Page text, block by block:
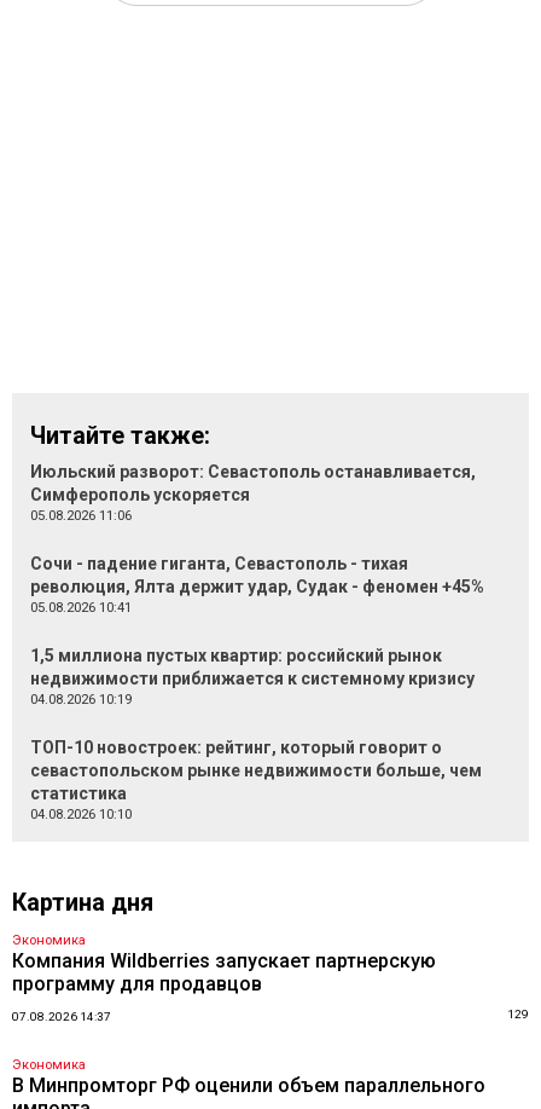
Читайте также:
Июльский разворот: Севастополь останавливается,
Симферополь ускоряется
05.08.2026 11:06
Сочи - падение гиганта, Севастополь - тихая
революция, Ялта держит удар, Судак - феномен +45%
05.08.2026 10:41
1,5 миллиона пустых квартир: российский рынок
недвижимости приближается к системному кризису
04.08.2026 10:19
ТОП-10 новостроек: рейтинг, который говорит о
севастопольском рынке недвижимости больше, чем
статистика
04.08.2026 10:10
Картина дня
Экономика
Компания Wildberries запускает партнерскую
программу для продавцов
07.08.2026 14:37 129
Экономика
В Минпромторг РФ оценили объем параллельного